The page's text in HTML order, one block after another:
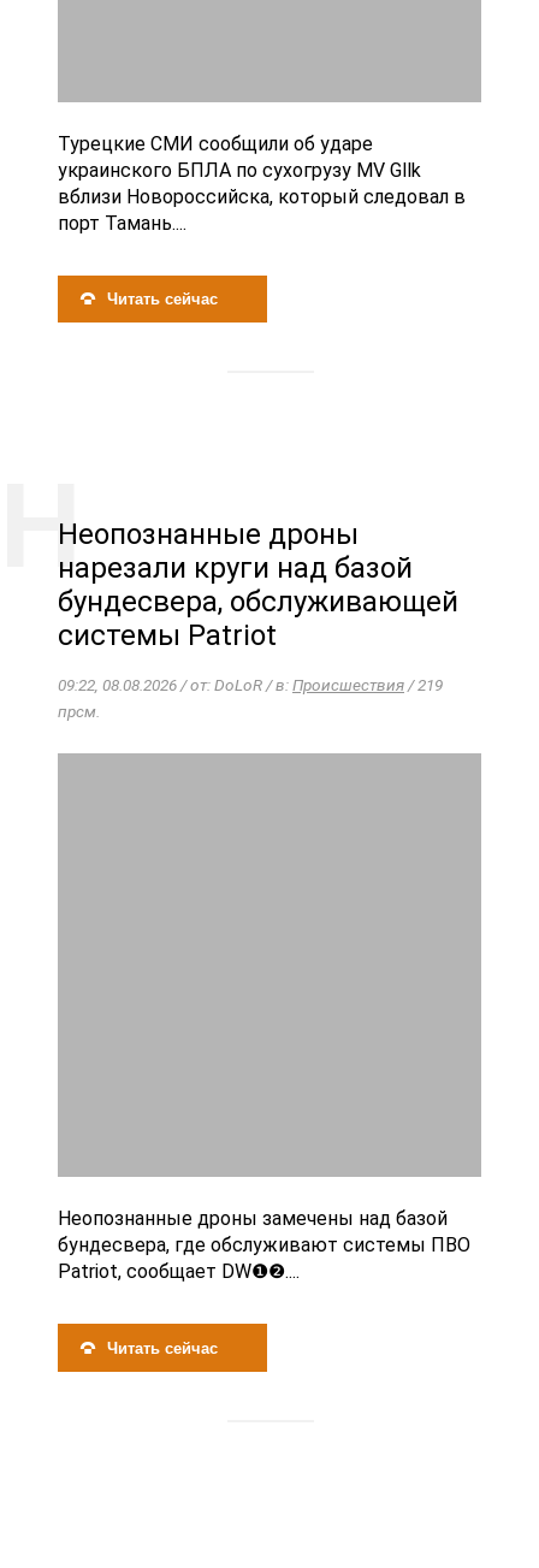
Турецкие СМИ сообщили об ударе
украинского БПЛА по сухогрузу MV Gllk
вблизи Новороссийска, который следовал в
порт Тамань....
Читать сейчас
Неопознанные дроны
нарезали круги над базой
бундесвера, обслуживающей
системы Patriot
09:22, 08.08.2026 / от: DoLoR / в:Происшествия/ 219
прсм.
Неопознанные дроны замечены над базой
бундесвера, где обслуживают системы ПВО
Patriot, сообщает DW❶❷....
Читать сейчас